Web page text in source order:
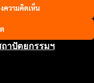
ความคิดเห็น
าปัตยกรรมฯ